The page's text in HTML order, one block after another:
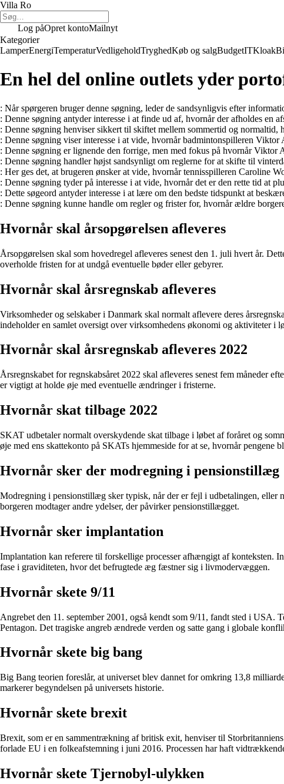
Villa Ro
Log påOpret kontoMailnyt
Kategorier
LamperEnergiTemperaturVedligeholdTryghedKøb og salgBudgetITKloak
En hel del online outlets yder
: Når spørgeren bruger denne søgning, leder de sandsynligvis efter
: Denne søgning antyder interesse i at finde ud af, hvornår der afholdes
: Denne søgning henviser sikkert til skiftet mellem sommertid og
: Denne søgning viser interesse i at vide, hvornår badmintonspilleren
: Denne søgning er lignende den forrige, men med fokus på hvornår
: Denne søgning handler højst sandsynligt om reglerne for at skifte til
: Her ges det, at brugeren ønsker at vide, hvornår tennisspilleren Caroline
: Denne søgning tyder på interesse i at vide, hvornår det er den rette tid at
: Dette søgeord antyder interesse i at lære om den bedste tidspunkt at
: Denne søgning kunne handle om regler og frister for, hvornår ældre
Hvornår skal årsopgørelsen afleveres
Årsopgørelsen skal som hovedregel afleveres senest den 1. juli hvert år.
overholde fristen for at undgå eventuelle bøder eller gebyrer.
Hvornår skal årsregnskab afleveres
Virksomheder og selskaber i Danmark skal normalt aflevere deres
indeholder en samlet oversigt over virksomhedens økonomi og aktiviteter i
Hvornår skal årsregnskab afleveres 2022
Årsregnskabet for regnskabsåret 2022 skal afleveres senest fem måneder
er vigtigt at holde øje med eventuelle ændringer i fristerne.
Hvornår skat tilbage 2022
SKAT udbetaler normalt overskydende skat tilbage i løbet af foråret og
øje med ens skattekonto på SKATs hjemmeside for at se, hvornår pengene
Hvornår sker der modregning i pensionstillæg
Modregning i pensionstillæg sker typisk, når der er fejl i udbetalingen,
borgeren modtager andre ydelser, der påvirker pensionstillægget.
Hvornår sker implantation
Implantation kan referere til forskellige processer afhængigt af konteksten.
fase i graviditeten, hvor det befrugtede æg fæstner sig i livmodervæggen.
Hvornår skete 9/11
Angrebet den 11. september 2001, også kendt som 9/11, fandt sted i USA.
Pentagon. Det tragiske angreb ændrede verden og satte gang i globale
Hvornår skete big bang
Big Bang teorien foreslår, at universet blev dannet for omkring 13,8
markerer begyndelsen på universets historie.
Hvornår skete brexit
Brexit, som er en sammentrækning af britisk exit, henviser til
forlade EU i en folkeafstemning i juni 2016. Processen har haft
Hvornår skete Tjernobyl-ulykken